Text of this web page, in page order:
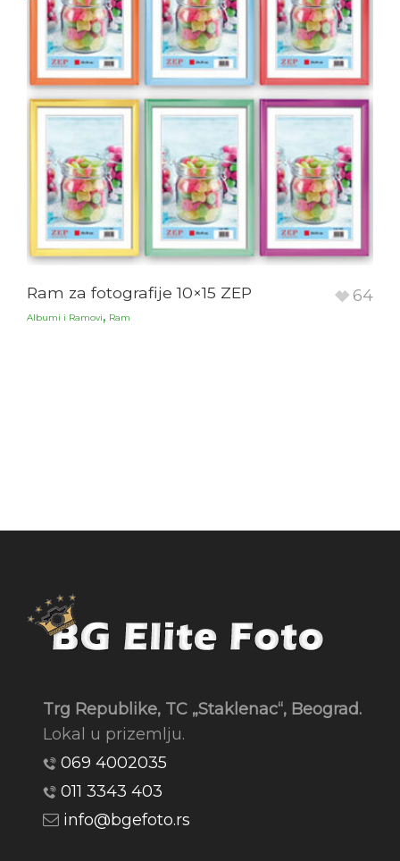
Ram za fotografije 10×15 ZEP
Albumi i Ramovi, Ram
64
Trg Republike, TC „Staklenac“, Beograd.
Lokal u prizemlju.
069 4002035
011 3343 403
info@bgefoto.rs